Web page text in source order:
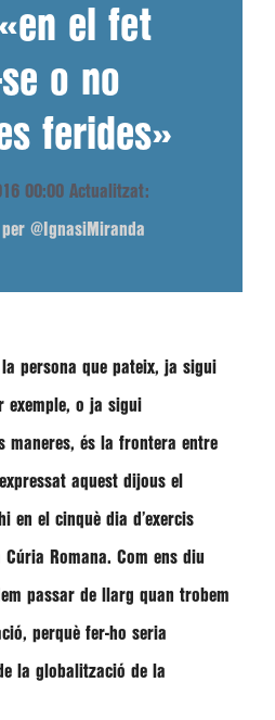
el fet
o no
ferides»
00:00 Actualitzat:
per @IgnasiMiranda
persona que pateix, ja sigui
exemple, o ja sigui
maneres, és la frontera entre
aquest dijous el
en el cinquè dia d’exercis
Romana. Com ens diu
passar de llarg quan trobem
perquè fer-ho seria
la globalització de la